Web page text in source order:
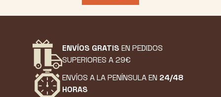
ENVÍOS GRATIS EN PEDIDOS
SUPERIORES A 29€
ENVÍOS A LA PENÍNSULA EN 24/48
HORAS